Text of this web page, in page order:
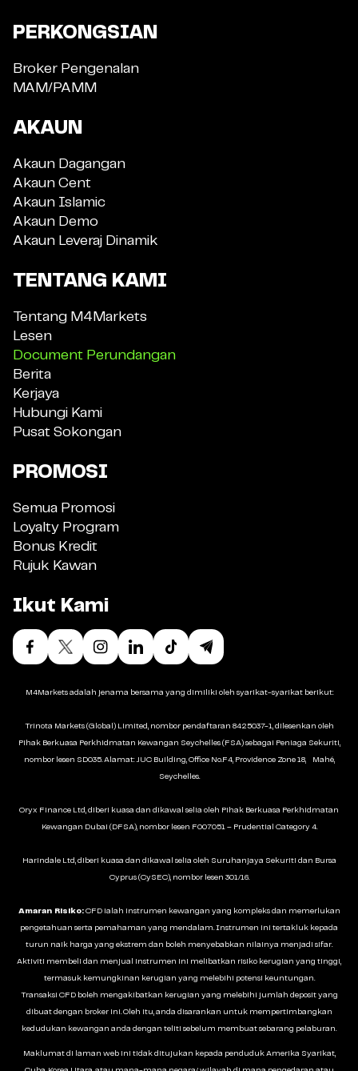
PERKONGSIAN
Broker Pengenalan
MAM/PAMM
AKAUN
Akaun Dagangan
Akaun Cent
Akaun Islamic
Akaun Demo
Akaun Leveraj Dinamik
TENTANG KAMI
Tentang M4Markets
Lesen
Document Perundangan
Berita
Kerjaya
Hubungi Kami
Pusat Sokongan
PROMOSI
Semua Promosi
Loyalty Program
Bonus Kredit
Rujuk Kawan
Ikut Kami
M4Markets adalah jenama bersama yang dimiliki oleh syarikat-syarikat berikut:
Trinota Markets (Global) Limited, nombor pendaftaran 8425037-1, dilesenkan oleh
Pihak Berkuasa Perkhidmatan Kewangan Seychelles (FSA) sebagai Peniaga Sekuriti,
nombor lesen SD035. Alamat: JUC Building, Office No.F4, Providence Zone 18, Mahé,
Seychelles.
Oryx Finance Ltd, diberi kuasa dan dikawal selia oleh Pihak Berkuasa Perkhidmatan
Kewangan Dubai (DFSA), nombor lesen F007051 – Prudential Category 4.
Harindale Ltd, diberi kuasa dan dikawal selia oleh Suruhanjaya Sekuriti dan Bursa
Cyprus (CySEC), nombor lesen 301/16.
Amaran Risiko:CFD ialah instrumen kewangan yang kompleks dan memerlukan
pengetahuan serta pemahaman yang mendalam. Instrumen ini tertakluk kepada
turun naik harga yang ekstrem dan boleh menyebabkan nilainya menjadi sifar.
Aktiviti membeli dan menjual instrumen ini melibatkan risiko kerugian yang tinggi,
termasuk kemungkinan kerugian yang melebihi potensi keuntungan.
Transaksi CFD boleh mengakibatkan kerugian yang melebihi jumlah deposit yang
dibuat dengan broker ini. Oleh itu, anda disarankan untuk mempertimbangkan
kedudukan kewangan anda dengan teliti sebelum membuat sebarang pelaburan.
Maklumat di laman web ini tidak ditujukan kepada penduduk Amerika Syarikat,